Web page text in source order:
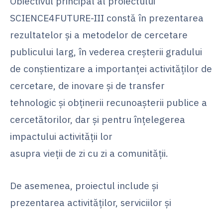
SCIENCE4FUTURE-III constă în prezentarea
rezultatelor și a metodelor de cercetare
publicului larg, în vederea creșterii gradului
de conștientizare a importanței activităților de
cercetare, de inovare și de transfer
tehnologic și obținerii recunoașterii publice a
cercetătorilor, dar și pentru înțelegerea
impactului activității lor
asupra vieții de zi cu zi a comunității.
De asemenea, proiectul include și
prezentarea activităților, serviciilor și